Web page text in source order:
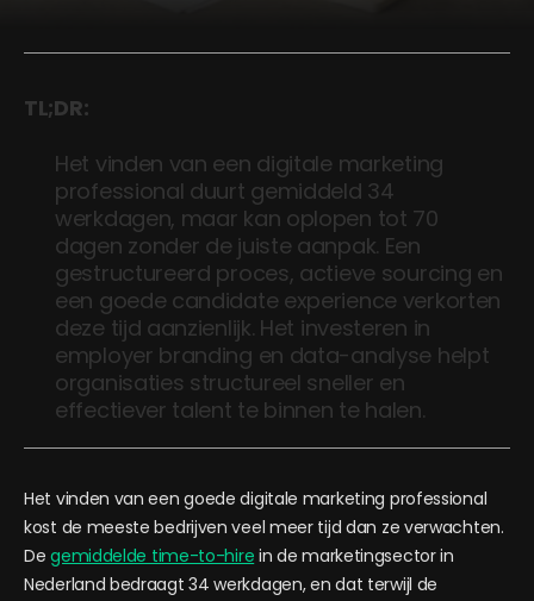
TL;DR:
Het vinden van een digitale marketing
professional duurt gemiddeld 34
werkdagen, maar kan oplopen tot 70
dagen zonder de juiste aanpak. Een
gestructureerd proces, actieve sourcing en
een goede candidate experience verkorten
deze tijd aanzienlijk. Het investeren in
employer branding en data-analyse helpt
organisaties structureel sneller en
effectiever talent te binnen te halen.
Het vinden van een goede digitale marketing professional
kost de meeste bedrijven veel meer tijd dan ze verwachten.
Degemiddelde time-to-hire in de marketingsector in
Nederland bedraagt 34 werkdagen, en dat terwijl de